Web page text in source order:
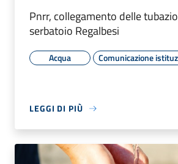
Pnrr, collegamento delle
serbatoio Regalbesi
Acqua Comunicazione
LEGGI DI PIÙ